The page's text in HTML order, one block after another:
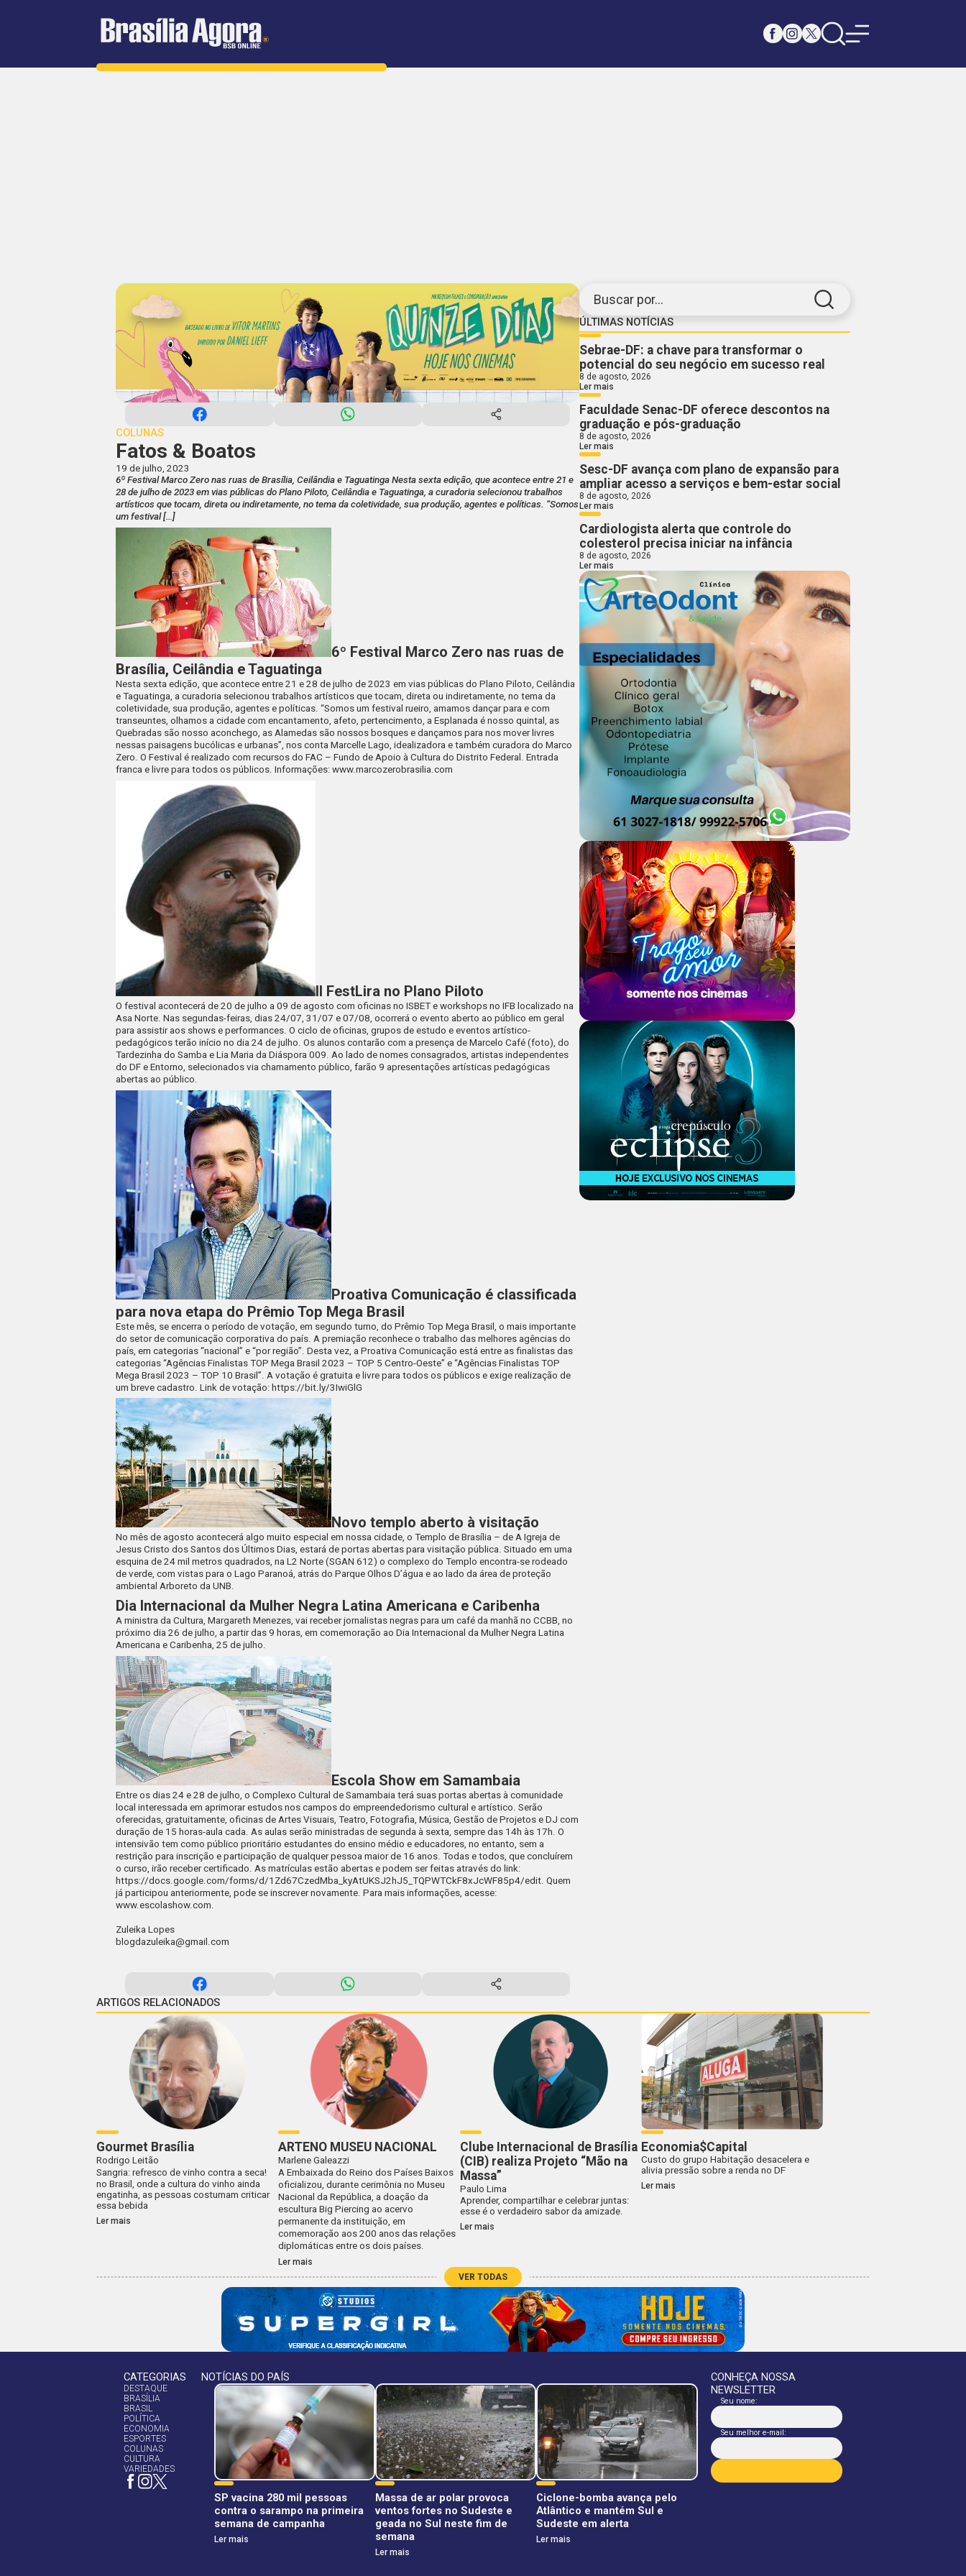
Buscar por...
ÚLTIMAS NOTÍCIAS
Sebrae-DF: a chave para transformar o
potencial do seu negócio em sucesso real
8 de agosto, 2026
Ler mais
Faculdade Senac-DF oferece descontos na
graduação e pós-graduação
8 de agosto, 2026
Ler mais
Sesc-DF avança com plano de expansão para
ampliar acesso a serviços e bem-estar social
8 de agosto, 2026
Ler mais
Cardiologista alerta que controle do
colesterol precisa iniciar na infância
8 de agosto, 2026
Ler mais
COLUNAS
Fatos & Boatos
19 de julho, 2023
6º Festival Marco Zero nas ruas de Brasília, Ceilândia e Taguatinga Nesta sexta edição, que acontece entre 21 e
28 de julho de 2023 em vias públicas do Plano Piloto, Ceilândia e Taguatinga, a curadoria selecionou trabalhos
artísticos que tocam, direta ou indiretamente, no tema da coletividade, sua produção, agentes e políticas. “Somos
um festival […]
6º Festival Marco Zero nas ruas de
Brasília, Ceilândia e Taguatinga
Nesta sexta edição, que acontece entre 21 e 28 de julho de 2023 em vias públicas do Plano Piloto, Ceilândia
e Taguatinga, a curadoria selecionou trabalhos artísticos que tocam, direta ou indiretamente, no tema da
coletividade, sua produção, agentes e políticas. “Somos um festival rueiro, amamos dançar para e com
transeuntes, olhamos a cidade com encantamento, afeto, pertencimento, a Esplanada é nosso quintal, as
Quebradas são nosso aconchego, as Alamedas são nossos bosques e dançamos para nos mover livres
nessas paisagens bucólicas e urbanas”, nos conta Marcelle Lago, idealizadora e também curadora do Marco
Zero. O Festival é realizado com recursos do FAC – Fundo de Apoio à Cultura do Distrito Federal. Entrada
franca e livre para todos os públicos. Informações: www.marcozerobrasilia.com
II FestLira no Plano Piloto
O festival acontecerá de 20 de julho a 09 de agosto com oficinas no ISBET e workshops no IFB localizado na
Asa Norte. Nas segundas-feiras, dias 24/07, 31/07 e 07/08, ocorrerá o evento aberto ao público em geral
para assistir aos shows e performances. O ciclo de oficinas, grupos de estudo e eventos artístico-
pedagógicos terão início no dia 24 de julho. Os alunos contarão com a presença de Marcelo Café (foto), do
Tardezinha do Samba e Lia Maria da Diáspora 009. Ao lado de nomes consagrados, artistas independentes
do DF e Entorno, selecionados via chamamento público, farão 9 apresentações artísticas pedagógicas
abertas ao público.
Proativa Comunicação é classificada
para nova etapa do Prêmio Top Mega Brasil
Este mês, se encerra o período de votação, em segundo turno, do Prêmio Top Mega Brasil, o mais importante
do setor de comunicação corporativa do país. A premiação reconhece o trabalho das melhores agências do
país, em categorias “nacional” e “por região”. Desta vez, a Proativa Comunicação está entre as finalistas das
categorias “Agências Finalistas TOP Mega Brasil 2023 – TOP 5 Centro-Oeste” e “Agências Finalistas TOP
Mega Brasil 2023 – TOP 10 Brasil”. A votação é gratuita e livre para todos os públicos e exige realização de
um breve cadastro. Link de votação: https://bit.ly/3IwiGlG
Novo templo aberto à visitação
No mês de agosto acontecerá algo muito especial em nossa cidade, o Templo de Brasília – de A Igreja de
Jesus Cristo dos Santos dos Últimos Dias, estará de portas abertas para visitação pública. Situado em uma
esquina de 24 mil metros quadrados, na L2 Norte (SGAN 612) o complexo do Templo encontra-se rodeado
de verde, com vistas para o Lago Paranoá, atrás do Parque Olhos D’água e ao lado da área de proteção
ambiental Arboreto da UNB.
Dia Internacional da Mulher Negra Latina Americana e Caribenha
A ministra da Cultura, Margareth Menezes, vai receber jornalistas negras para um café da manhã no CCBB, no
próximo dia 26 de julho, a partir das 9 horas, em comemoração ao Dia Internacional da Mulher Negra Latina
Americana e Caribenha, 25 de julho.
Escola Show em Samambaia
Entre os dias 24 e 28 de julho, o Complexo Cultural de Samambaia terá suas portas abertas à comunidade
local interessada em aprimorar estudos nos campos do empreendedorismo cultural e artístico. Serão
oferecidas, gratuitamente, oficinas de Artes Visuais, Teatro, Fotografia, Música, Gestão de Projetos e DJ com
duração de 15 horas-aula cada. As aulas serão ministradas de segunda à sexta, sempre das 14h às 17h. O
intensivão tem como público prioritário estudantes do ensino médio e educadores, no entanto, sem a
restrição para inscrição e participação de qualquer pessoa maior de 16 anos. Todas e todos, que concluírem
o curso, irão receber certificado. As matrículas estão abertas e podem ser feitas através do link:
https://docs.google.com/forms/d/1Zd67CzedMba_kyAtUKSJ2hJ5_TQPWTCkF8xJcWF85p4/edit. Quem
já participou anteriormente, pode se inscrever novamente. Para mais informações, acesse:
www.escolashow.com.
Zuleika Lopes
blogdazuleika@gmail.com
ARTIGOS RELACIONADOS
Gourmet Brasília
Rodrigo Leitão
Sangria: refresco de vinho contra a seca!
no Brasil, onde a cultura do vinho ainda
engatinha, as pessoas costumam criticar
essa bebida
Ler mais
ARTENO MUSEU NACIONAL
Marlene Galeazzi
A Embaixada do Reino dos Países Baixos
oficializou, durante cerimônia no Museu
Nacional da República, a doação da
escultura Big Piercing ao acervo
permanente da instituição, em
comemoração aos 200 anos das relações
diplomáticas entre os dois países.
Ler mais
Clube Internacional de Brasília
(CIB) realiza Projeto “Mão na
Massa”
Paulo Lima
Aprender, compartilhar e celebrar juntas:
esse é o verdadeiro sabor da amizade.
Ler mais
Economia$Capital
Custo do grupo Habitação desacelera e
alivia pressão sobre a renda no DF
Ler mais
VER TODAS
CATEGORIAS
DESTAQUE
BRASÍLIA
BRASIL
POLÍTICA
ECONOMIA
ESPORTES
COLUNAS
CULTURA
VARIEDADES
NOTÍCIAS DO PAÍS
SP vacina 280 mil pessoas
contra o sarampo na primeira
semana de campanha
Ler mais
Massa de ar polar provoca
ventos fortes no Sudeste e
geada no Sul neste fim de
semana
Ler mais
Ciclone-bomba avança pelo
Atlântico e mantém Sul e
Sudeste em alerta
Ler mais
CONHEÇA NOSSA
NEWSLETTER
Seu nome:
Seu melhor e-mail: